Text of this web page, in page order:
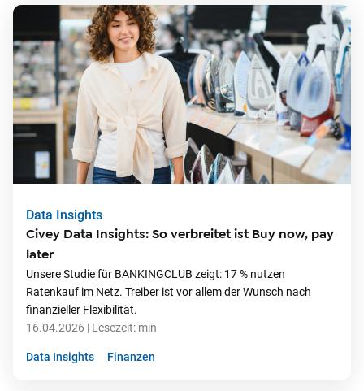
Data Insights
Civey Data Insights: So verbreitet ist Buy now, pay
later
Unsere Studie für BANKINGCLUB zeigt: 17 % nutzen
Ratenkauf im Netz. Treiber ist vor allem der Wunsch nach
finanzieller Flexibilität.
16.04.2026 | Lesezeit: min
Data Insights Finanzen